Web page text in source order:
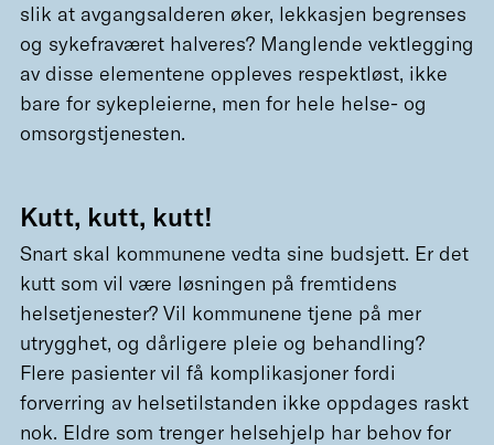
slik at avgangsalderen øker, lekkasjen begrenses
og sykefraværet halveres? Manglende vektlegging
av disse elementene oppleves respektløst, ikke
bare for sykepleierne, men for hele helse- og
omsorgstjenesten.
Kutt, kutt, kutt!
Snart skal kommunene vedta sine budsjett. Er det
kutt som vil være løsningen på fremtidens
helsetjenester? Vil kommunene tjene på mer
utrygghet, og dårligere pleie og behandling?
Flere pasienter vil få komplikasjoner fordi
forverring av helsetilstanden ikke oppdages raskt
nok. Eldre som trenger helsehjelp har behov for